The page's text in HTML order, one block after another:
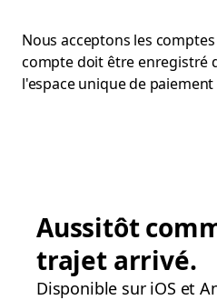
Nous acceptons les comptes
compte doit être enregistré
l'espace unique de paiement
Aussitôt
trajet arrivé.
Disponible sur iOS et